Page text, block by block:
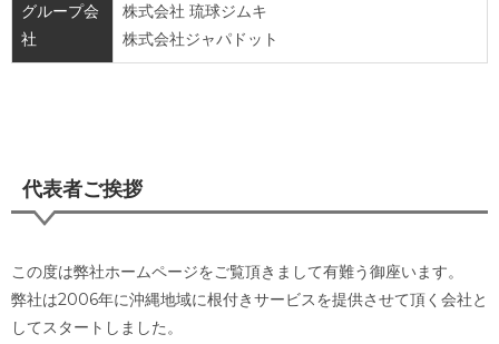
グループ会
社
株式会社 琉球ジムキ
株式会社ジャパドット
代表者ご挨拶
この度は弊社ホームページをご覧頂きまして有難う御座います。
弊社は2006年に沖縄地域に根付きサービスを提供させて頂く会社と
してスタートしました。